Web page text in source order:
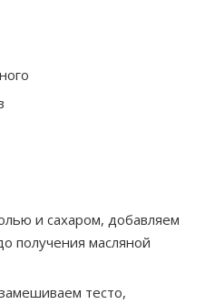
и сахаром, добавляем
получения масляной
тесто,